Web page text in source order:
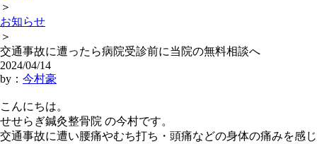
＞
お知らせ
＞
交通事故に遭ったら病院受診前に当院の無料相談へ
2024/04/14
by： 今村豪
こんにちは。
せせらぎ鍼灸整骨院 の今村です。
交通事故に遭い腰痛やむち打ち・頭痛などの身体の痛みを感じ